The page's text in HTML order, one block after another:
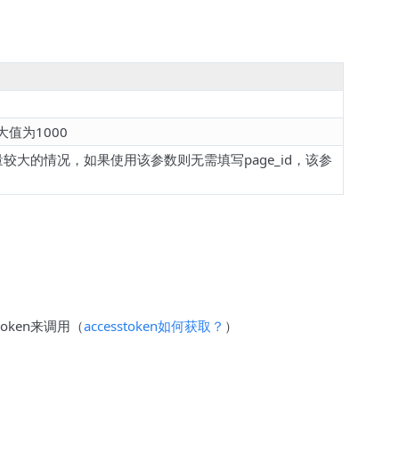
值为1000
大的情况，如果使用该参数则无需填写page_id，该参
来调用（accesstoken如何获取？ ）